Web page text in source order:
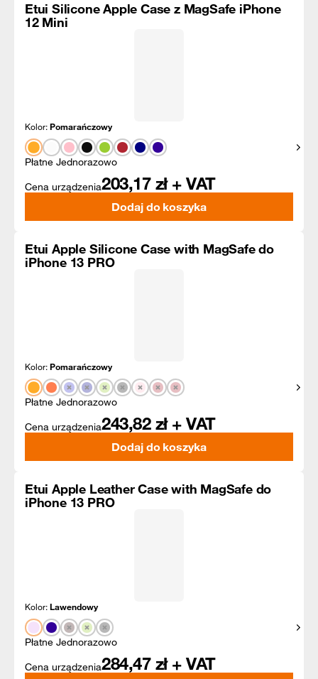
Etui Silicone Apple Case z MagSafe iPhone
12 Mini
Kolor:Pomarańczowy
Płatne Jednorazowo
Cena urządzenia203,17 zł + VAT
Dodaj do koszyka
Etui Apple Silicone Case with MagSafe do
iPhone 13 PRO
Kolor:Pomarańczowy
Płatne Jednorazowo
Cena urządzenia243,82 zł + VAT
Dodaj do koszyka
Etui Apple Leather Case with MagSafe do
iPhone 13 PRO
Kolor:Lawendowy
Płatne Jednorazowo
Cena urządzenia284,47 zł + VAT